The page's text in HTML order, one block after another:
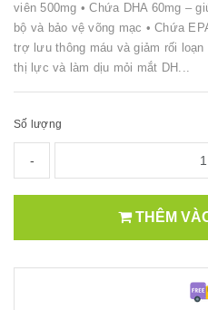
viên 500mg • Chứa DHA 60mg –
bộ và bảo vệ võng mạc • Chứa
trợ lưu thông máu và giảm rối
thị lực và làm dịu mỏi mắt DH...
Số lượng
-
THÊM